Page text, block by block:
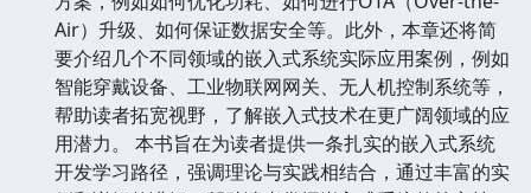
Air）升级、如何保证数据安全等。此外，本章还将简
要介绍几个不同领域的嵌入式系统实际应用案例，例如
智能穿戴设备、工业物联网网关、无人机控制系统等，
帮助读者拓宽视野，了解嵌入式技术在更广阔领域的应
用潜力。 本书旨在为读者提供一条扎实的嵌入式系统
开发学习路径，强调理论与实践相结合，通过丰富的实